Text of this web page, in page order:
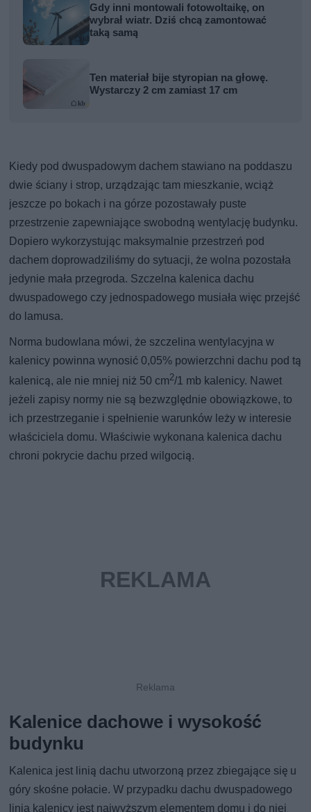
Gdy inni montowali fotowoltaikę, on
wybrał wiatr. Dziś chcą zamontować
taką samą
Ten materiał bije styropian na głowę.
Wystarczy 2 cm zamiast 17 cm
Kiedy pod dwuspadowym dachem stawiano na poddaszu
dwie ściany i strop, urządzając tam mieszkanie, wciąż
jeszcze po bokach i na górze pozostawały puste
przestrzenie zapewniające swobodną wentylację budynku.
Dopiero wykorzystując maksymalnie przestrzeń pod
dachem doprowadziliśmy do sytuacji, że wolna pozostała
jedynie mała przegroda. Szczelna kalenica dachu
dwuspadowego czy jednospadowego musiała więc przejść
do lamusa.
Norma budowlana mówi, że szczelina wentylacyjna w
kalenicy powinna wynosić 0,05% powierzchni dachu pod tą
kalenicą, ale nie mniej niż 50 cm2/1 mb kalenicy. Nawet
jeżeli zapisy normy nie są bezwzględnie obowiązkowe, to
ich przestrzeganie i spełnienie warunków leży w interesie
właściciela domu. Właściwie wykonana kalenica dachu
chroni pokrycie dachu przed wilgocią.
Kalenice dachowe i wysokość
budynku
Kalenica jest linią dachu utworzoną przez zbiegające się u
góry skośne połacie. W przypadku dachu dwuspadowego
linia kalenicy jest najwyższym elementem domu i do niej